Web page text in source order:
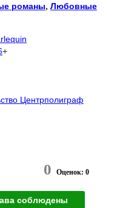
романы, Любовные
+
Центрполиграф
0 Оценок: 0
соблюдены